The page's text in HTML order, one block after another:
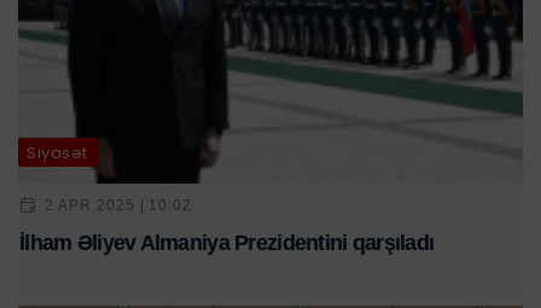
Siyasət
2 APR 2025 | 10:02
İlham Əliyev Almaniya Prezidentini qarşıladı